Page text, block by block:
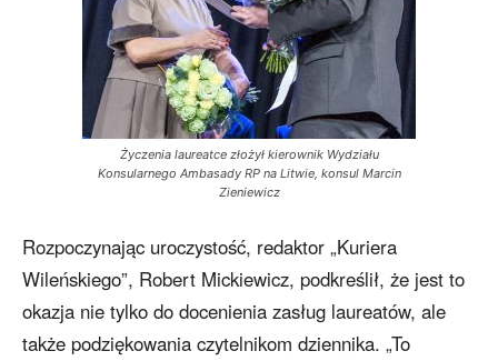
Życzenia laureatce złożył kierownik Wydziału
Konsularnego Ambasady RP na Litwie, konsul Marcin
Zieniewicz
Rozpoczynając uroczystość, redaktor „Kuriera
Wileńskiego”, Robert Mickiewicz, podkreślił, że jest to
okazja nie tylko do docenienia zasług laureatów, ale
także podziękowania czytelnikom dziennika. „To